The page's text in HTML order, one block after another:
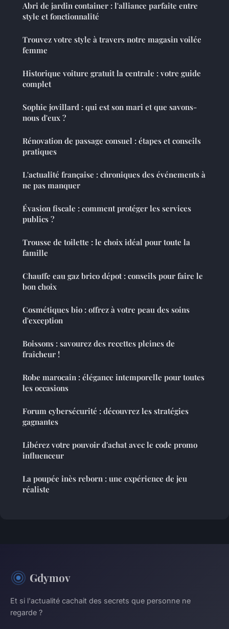
Abri de jardin container : l'alliance parfaite entre
style et fonctionnalité
Trouvez votre style à travers notre magasin voilée
femme
Historique voiture gratuit la centrale : votre guide
complet
Sophie jovillard : qui est son mari et que savons-
nous d'eux ?
Rénovation de passage consuel : étapes et conseils
pratiques
L'actualité française : chroniques des événements à
ne pas manquer
Évasion fiscale : comment protéger les services
publics ?
Trousse de toilette : le choix idéal pour toute la
famille
Chauffe eau gaz brico dépot : conseils pour faire le
bon choix
Cosmétiques bio : offrez à votre peau des soins
d'exception
Boissons : savourez des recettes pleines de
fraîcheur !
Robe marocain : élégance intemporelle pour toutes
les occasions
Forum cybersécurité : découvrez les stratégies
gagnantes
Libérez votre pouvoir d'achat avec le code promo
influenceur
La poupée inès reborn : une expérience de jeu
réaliste
Gdymov
Et si l'actualité cachait des secrets que personne ne
regarde ?